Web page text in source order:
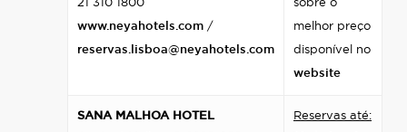
21 310 1800
www.neyahotels.com /
reservas.lisboa@neyahotels.com
sobre o
melhor preço
disponível no
website
SANA MALHOA HOTEL
Reservas até: